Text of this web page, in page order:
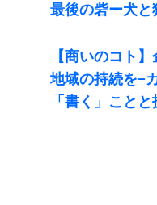
最後の​砦ー犬と​
【商いの​コト
地域の​持続を​−
「書く」こと